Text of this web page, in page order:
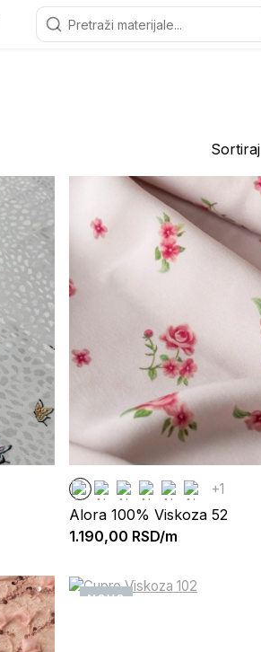
Sortiraj
+1
Alora 100% Viskoza 52
1.190,00 RSD/m
NOVO